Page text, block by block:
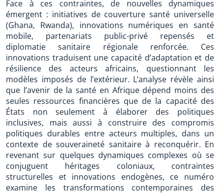
Face à ces contraintes, de nouvelles dynamiques
émergent : initiatives de couverture santé universelle
(Ghana, Rwanda), innovations numériques en santé
mobile, partenariats public-privé repensés et
diplomatie sanitaire régionale renforcée. Ces
innovations traduisent une capacité d’adaptation et de
résilience des acteurs africains, questionnant les
modèles imposés de l’extérieur. L’analyse révèle ainsi
que l’avenir de la santé en Afrique dépend moins des
seules ressources financières que de la capacité des
États non seulement à élaborer des politiques
inclusives, mais aussi à construire des compromis
politiques durables entre acteurs multiples, dans un
contexte de souveraineté sanitaire à reconquérir. En
revenant sur quelques dynamiques complexes où se
conjuguent héritages coloniaux, contraintes
structurelles et innovations endogènes, ce numéro
examine les transformations contemporaines des